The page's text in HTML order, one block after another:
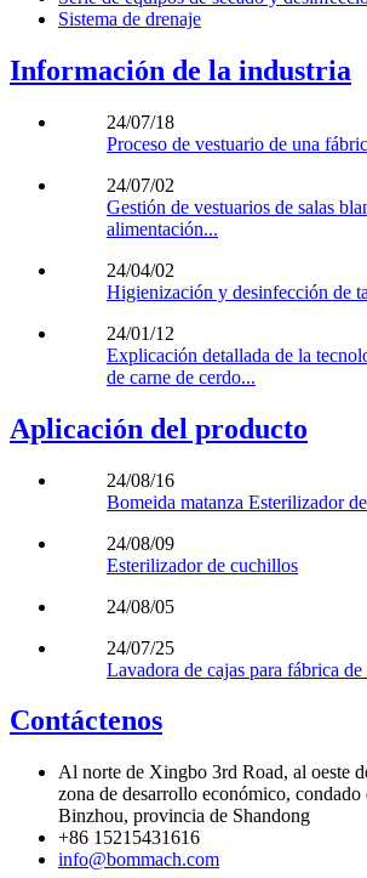
Sistema de drenaje
Información de la industria
24/07/18
Proceso de vestuario de una
24/07/02
Gestión de vestuarios de salas
alimentación...
24/04/02
Higienización y desinfección de
24/01/12
Explicación detallada de la
de carne de cerdo...
Aplicación del producto
24/08/16
Bomeida matanza Esterilizador
24/08/09
Esterilizador de cuchillos
24/08/05
24/07/25
Lavadora de cajas para fábrica
Contáctenos
Al norte de Xingbo 3rd Road, al oeste
zona de desarrollo económico,
Binzhou, provincia de Shandong
+86 15215431616
info@bommach.com